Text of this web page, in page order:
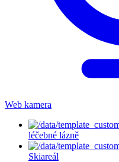
Web kamera
léčebné lázně
Skiareál